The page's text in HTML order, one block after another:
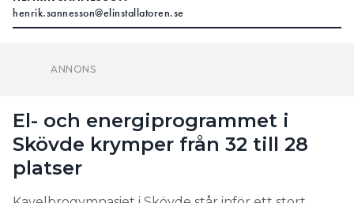
henrik.sannesson@elinstallatoren.se
Skövde krymper från 32 till 28
Kavelbrogymnasiet i Skövde står inför ett stort
problem: rekordhögt intresse för El- och
energiprogrammet, men för få APL-platser.
Elprogrammet är en del av ETG College som